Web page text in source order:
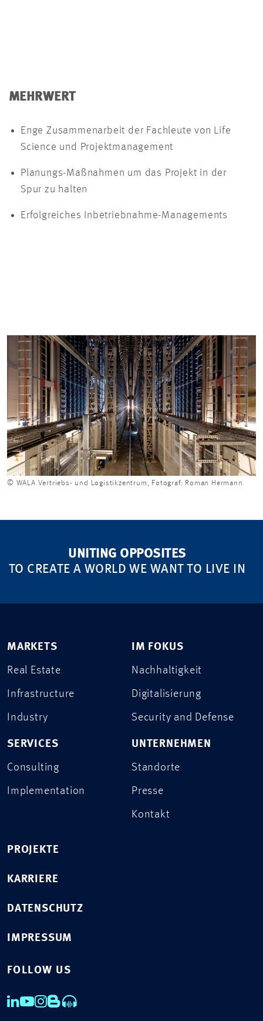
MEHRWERT
Enge Zusammenarbeit der Fachleute von Life
Science und Projektmanagement
Planungs-Maßnahmen um das Projekt in der
Spur zu halten
Erfolgreiches Inbetriebnahme-Managements
© WALA Vertriebs- und Logistikzentrum, Fotograf: Roman Hermann
UNITING OPPOSITES
TO CREATE A WORLD WE WANT TO LIVE IN
MARKETS
Real Estate
Infrastructure
Industry
SERVICES
Consulting
Implementation
IM FOKUS
Nachhaltigkeit
Digitalisierung
Security and Defense
UNTERNEHMEN
Standorte
Presse
Kontakt
PROJEKTE
KARRIERE
DATENSCHUTZ
IMPRESSUM
FOLLOW US